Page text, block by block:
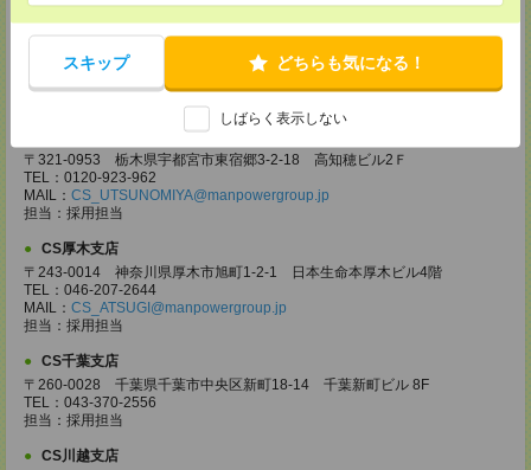
スキップ どちらも気になる！
しばらく表示しない
CS高崎支店
TEL：027-320-6558
MAIL：
CS_TAKASAKI@manpowergroup.jp
〒321-0953 栃木県宇都宮市東宿郷3-2-18 高知穂ビル2Ｆ
TEL：0120-923-962
MAIL： CS_UTSUNOMIYA@manpowergroup.jp
担当：採用担当
CS厚木支店
〒243-0014 神奈川県厚木市旭町1-2-1 日本生命本厚木ビル4階
TEL：046-207-2644
MAIL： CS_ATSUGI@manpowergroup.jp
担当：採用担当
CS千葉支店
〒260-0028 千葉県千葉市中央区新町18-14 千葉新町ビル 8F
TEL：043-370-2556
担当：採用担当
CS川越支店